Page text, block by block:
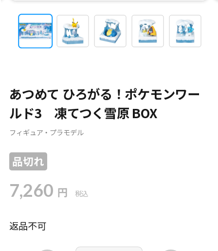
あつめて ひろがる！ポケモンワー
ルド3 凍てつく雪原 BOX
フィギュア・プラモデル
品切れ
7,260 円 税込
返品不可